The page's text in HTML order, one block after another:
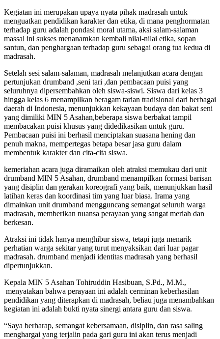
Kegiatan ini merupakan upaya nyata pihak madrasah untuk
menguatkan pendidikan karakter dan etika, di mana penghormatan
terhadap guru adalah pondasi moral utama, aksi salam-salaman
massal ini sukses menanamkan kembali nilai-nilai etika, sopan
santun, dan penghargaan terhadap guru sebagai orang tua kedua di
madrasah.
Setelah sesi salam-salaman, madrasah melanjutkan acara dengan
pertunjukan drumband ,seni tari ,dan pembacaan puisi yang
seluruhnya dipersembahkan oleh siswa-siswi. Siswa dari kelas 3
hingga kelas 6 menampilkan beragam tarian tradisional dari berbagai
daerah di Indonesia, menunjukkan kekayaan budaya dan bakat seni
yang dimiliki MIN 5 Asahan,beberapa siswa berbakat tampil
membacakan puisi khusus yang didedikasikan untuk guru.
Pembacaan puisi ini berhasil menciptakan suasana hening dan
penuh makna, mempertegas betapa besar jasa guru dalam
membentuk karakter dan cita-cita siswa.
kemeriahan acara juga diramaikan oleh atraksi memukau dari unit
drumband MIN 5 Asahan, drumband menampilkan formasi barisan
yang disiplin dan gerakan koreografi yang baik, menunjukkan hasil
latihan keras dan koordinasi tim yang luar biasa. Irama yang
dimainkan unit drumband mengguncang semangat seluruh warga
madrasah, memberikan nuansa perayaan yang sangat meriah dan
berkesan.
Atraksi ini tidak hanya menghibur siswa, tetapi juga menarik
perhatian warga sekitar yang turut menyaksikan dari luar pagar
madrasah. drumband menjadi identitas madrasah yang berhasil
dipertunjukkan.
Kepala MIN 5 Asahan Tohiruddin Hasibuan, S.Pd., M.M.,
menyatakan bahwa perayaan ini adalah cerminan keberhasilan
pendidikan yang diterapkan di madrasah, beliau juga menambahkan
kegiatan ini adalah bukti nyata sinergi antara guru dan siswa.
“Saya berharap, semangat kebersamaan, disiplin, dan rasa saling
menghargai yang terjalin pada gari guru ini akan terus menjadi